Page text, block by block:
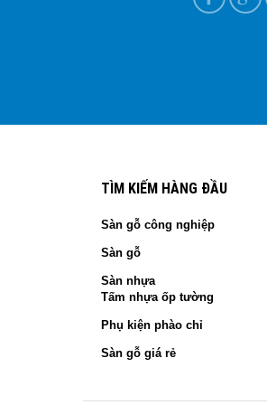
TÌM KIẾM HÀNG ĐẦU
Sàn gỗ công nghiệp
Sàn gỗ
Sàn nhựa
Tấm nhựa ốp tường
Phụ kiện phào chỉ
Sàn gỗ giá rẻ